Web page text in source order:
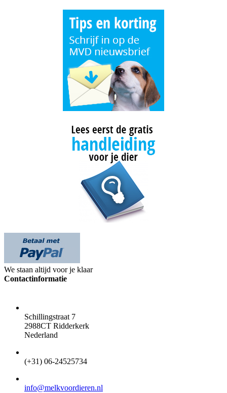
We staan altijd voor je klaar
Contactinformatie
Schillingstraat 7
2988CT Ridderkerk
Nederland
(+31) 06-24525734
info@melkvoordieren.nl